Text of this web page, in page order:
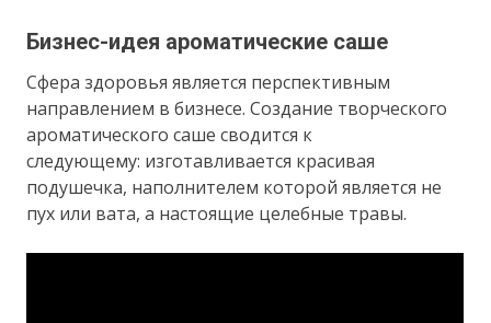
Бизнес-идея ароматические саше
Сфера здоровья является перспективным
направлением в бизнесе. Создание творческого
ароматического саше сводится к
следующему: изготавливается красивая
подушечка, наполнителем которой является не
пух или вата, а настоящие целебные травы.